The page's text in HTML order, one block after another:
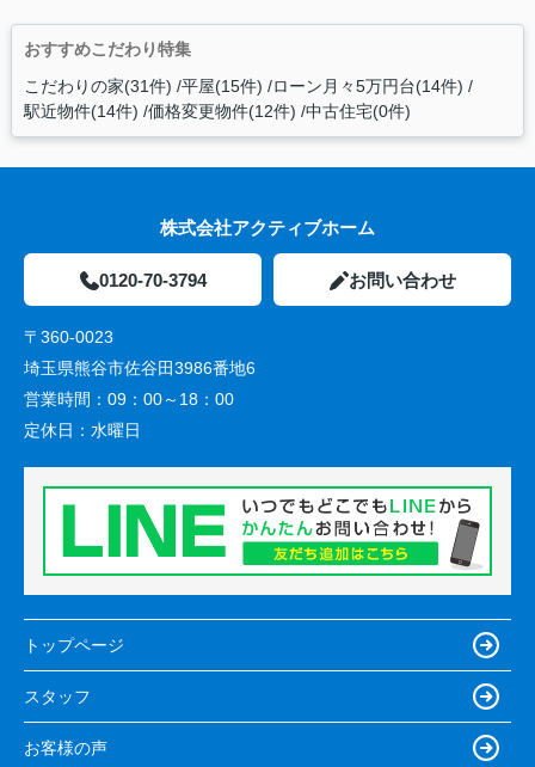
おすすめこだわり特集
こだわりの家(31件) 平屋(15件) ローン月々5万円台(14件)
駅近物件(14件) 価格変更物件(12件) 中古住宅(0件)
株式会社アクティブホーム
0120-70-3794 お問い合わせ
〒360-0023
埼玉県熊谷市佐谷田3986番地6
営業時間： 09：00～18：00
定休日： 水曜日
トップページ
スタッフ
お客様の声